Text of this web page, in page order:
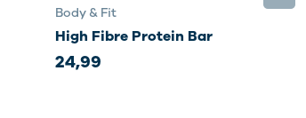
Body & Fit
High Fibre Protein Bar
24,99